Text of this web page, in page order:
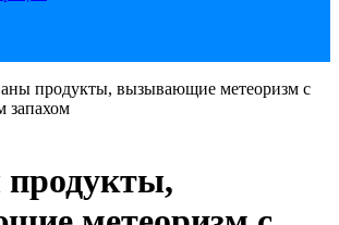
продукты, вызывающие метеоризм с
запахом